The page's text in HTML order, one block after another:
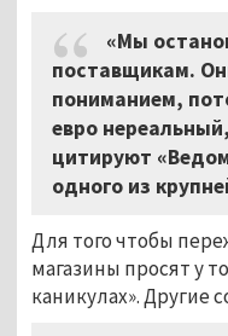
«Мы
поставщикам.
пониманием,
евро
цитируют
одного из
Для того чтобы
магазины просят у
каникулах». Другие